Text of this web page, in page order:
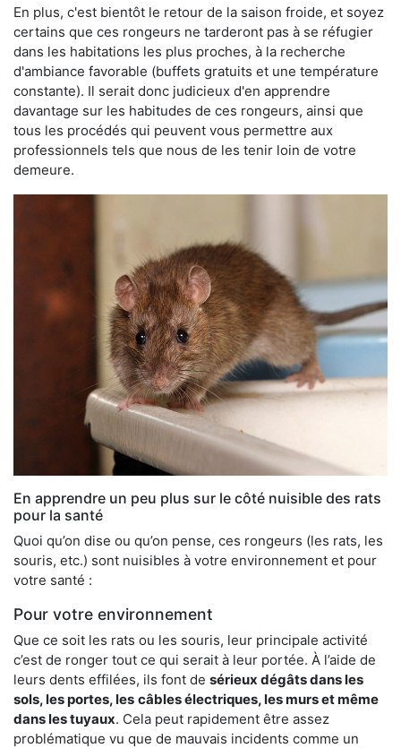
En plus, c'est bientôt le retour de la saison froide, et soyez
certains que ces rongeurs ne tarderont pas à se réfugier
dans les habitations les plus proches, à la recherche
d'ambiance favorable (buffets gratuits et une température
constante). Il serait donc judicieux d'en apprendre
davantage sur les habitudes de ces rongeurs, ainsi que
tous les procédés qui peuvent vous permettre aux
professionnels tels que nous de les tenir loin de votre
demeure.
En apprendre un peu plus sur le côté nuisible des rats
pour la santé
Quoi qu’on dise ou qu’on pense, ces rongeurs (les rats, les
souris, etc.) sont nuisibles à votre environnement et pour
votre santé :
Pour votre environnement
Que ce soit les rats ou les souris, leur principale activité
c’est de ronger tout ce qui serait à leur portée. À l’aide de
leurs dents effilées, ils font de sérieux dégâts dans les
sols, les portes, les câbles électriques, les murs et même
dans les tuyaux. Cela peut rapidement être assez
problématique vu que de mauvais incidents comme un